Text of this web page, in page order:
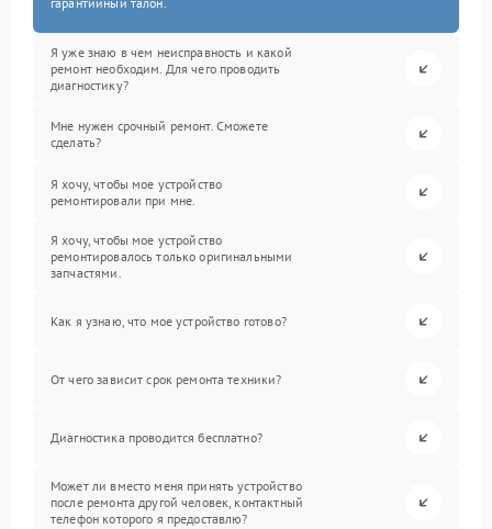
Я уже знаю в чем неисправность и какой
ремонт необходим. Для чего проводить
диагностику?
Мне нужен срочный ремонт. Сможете
сделать?
Я хочу, чтобы мое устройство
ремонтировали при мне.
Я хочу, чтобы мое устройство
ремонтировалось только оригинальными
запчастями.
Как я узнаю, что мое устройство готово?
От чего зависит срок ремонта техники?
Диагностика проводится бесплатно?
Может ли вместо меня принять устройство
после ремонта другой человек, контактный
телефон которого я предоставлю?